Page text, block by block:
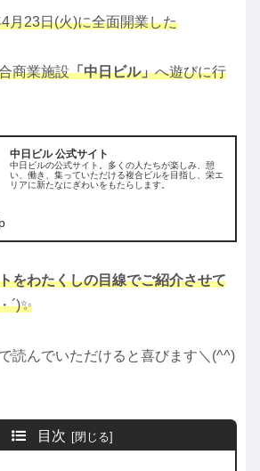
月23日(火)に全面開業した
商業施設「中日ビル」へ遊びに行
中日ビル 公式サイト
中日ビルの公式サイト。多くの人たちが楽しみ、憩
い、働き、集っていただける複合ビルを目指し、栄エ
リアに新たなにぎわいをもたらします。
をわたくしの目線でご紹介させて
´)✨
読んでいただけると喜びます＼(^^)
目次